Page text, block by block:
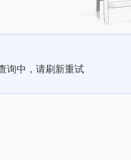
询中，请刷新重试